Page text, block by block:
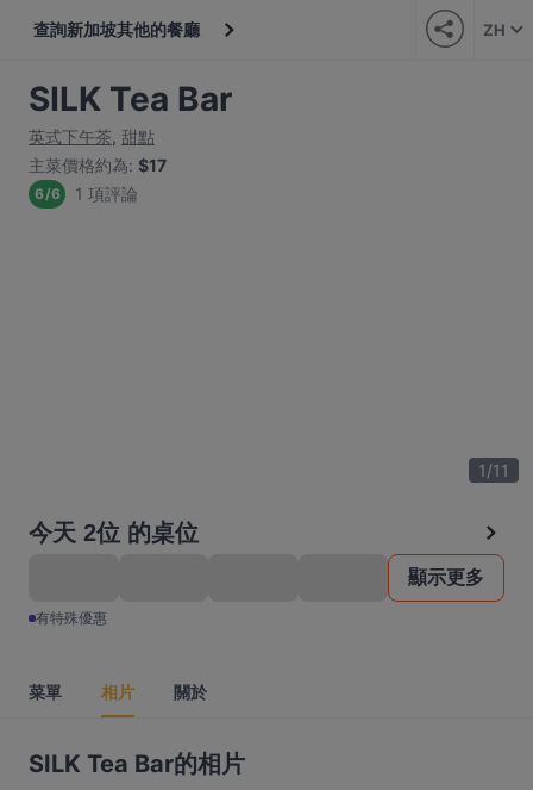
查詢新加坡其他的餐廳 ZH
SILK Tea Bar
英式下午茶, 甜點
主菜價格約為: $17
6/6 1 項評論
1/11
今天 2位 的桌位
顯示更多
有特殊優惠
菜單 相片 關於
SILK Tea Bar的相片